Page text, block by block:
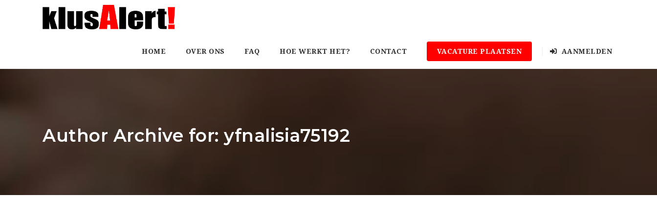
HOME OVER ONS FAQ HOE WERKT HET? CONTACT VACATURE PLAATSEN AANMELDEN
Author Archive for: yfnalisia75192